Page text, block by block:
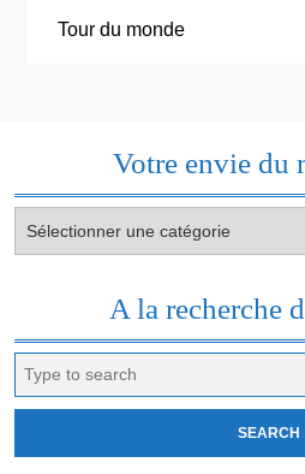
Tour du monde
Votre envie du
envie
A la recherche
for: